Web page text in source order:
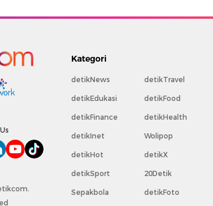
Kategori
detikNews
detikEdukasi
detikFinance
detikInet
detikHot
detikSport
Sepakbola
detikTravel
detikFood
detikHealth
Wolipop
detikX
20Detik
detikFoto